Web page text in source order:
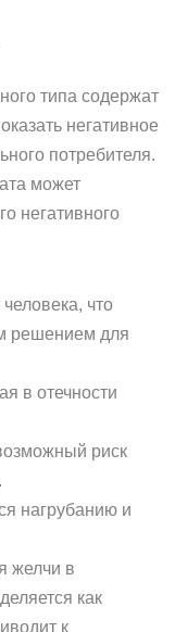
типа содержат
негативное
потребителя.
может
негативного
что
решением для
в отечности
риск
нагрубанию и
желчи в
как
к